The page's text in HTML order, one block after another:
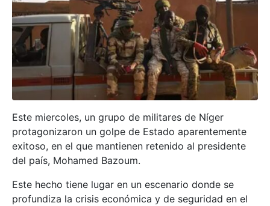
Este miercoles, un grupo de militares de Níger
protagonizaron un golpe de Estado aparentemente
exitoso, en el que mantienen retenido al presidente
del país, Mohamed Bazoum.
Este hecho tiene lugar en un escenario donde se
profundiza la crisis económica y de seguridad en el